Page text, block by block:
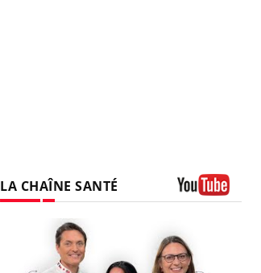
LA CHAÎNE SANTÉ